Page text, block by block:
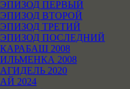
ЭПИЗОД ПЕРВЫЙ
ЭПИЗОД ВТОРОЙ
ЭПИЗОД ТРЕТИЙ
ЭПИЗОД ПОСЛЕДНИЙ
КАРАБАШ 2008
ИЛЬМЕНКА 2008
АГИДЕЛЬ 2020
АЙ 2024